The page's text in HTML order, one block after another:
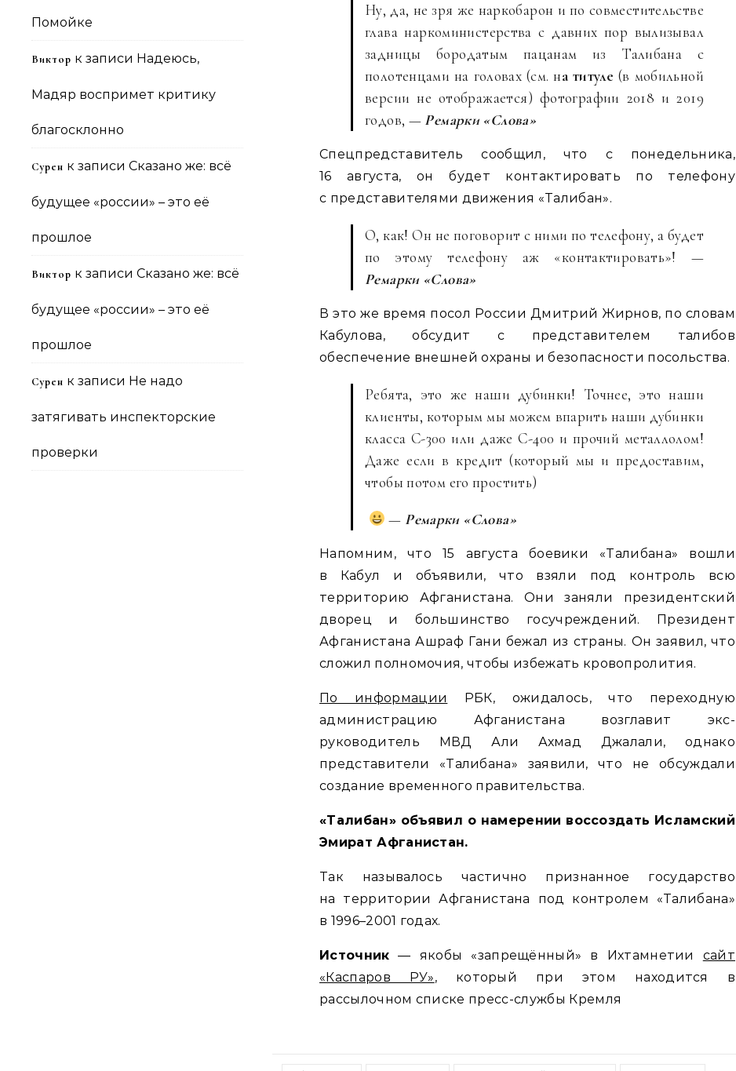
Помойке
Виктор к записи Надеюсь,
Мадяр воспримет критику
благосклонно
Сурен к записи Сказано же: всё
будущее «россии» – это её
прошлое
Виктор к записи Сказано же: всё
будущее «россии» – это её
прошлое
Сурен к записи Не надо
затягивать инспекторские
проверки
Ну, да, не зря же наркобарон и по совместительстве
глава наркоминистерства с давних пор вылизывал
задницы бородатым пацанам из Талибана с
полотенцами на головах (см. на титуле (в мобильной
версии не отображается) фотографии 2018 и 2019
годов, — Ремарки «Слова»
Спецпредставитель сообщил, что с понедельника,
16 августа, он будет контактировать по телефону
с представителями движения «Талибан».
О, как! Он не поговорит с ними по телефону, а будет
по этому телефону аж «контактировать»! —
Ремарки «Слова»
В это же время посол России Дмитрий Жирнов, по словам
Кабулова, обсудит с представителем талибов
обеспечение внешней охраны и безопасности посольства.
Ребята, это же наши дубинки! Точнее, это наши
клиенты, которым мы можем впарить наши дубинки
класса С-300 или даже С-400 и прочий металлолом!
Даже если в кредит (который мы и предоставим,
чтобы потом его простить)
— Ремарки «Слова»
Напомним, что 15 августа боевики «Талибана» вошли
в Кабул и объявили, что взяли под контроль всю
территорию Афганистана. Они заняли президентский
дворец и большинство госучреждений. Президент
Афганистана Ашраф Гани бежал из страны. Он заявил, что
сложил полномочия, чтобы избежать кровопролития.
По информации
РБК, ожидалось, что переходную
администрацию Афганистана возглавит экс-
руководитель МВД Али Ахмад Джалали, однако
представители «Талибана» заявили, что не обсуждали
создание временного правительства.
«Талибан» объявил о намерении воссоздать Исламский
Эмират Афганистан.
Так называлось частично признанное государство
на территории Афганистана под контролем «Талибана»
в 1996–2001 годах.
Источник — якобы «запрещённый» в Ихтамнетии сайт
«Каспаров РУ», который при этом находится в
рассылочном списке пресс-службы Кремля